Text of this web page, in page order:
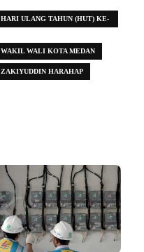
HARI ULANG TAHUN (HUT) KE-
WAKIL WALI KOTA MEDAN
ZAKIYUDDIN HARAHAP